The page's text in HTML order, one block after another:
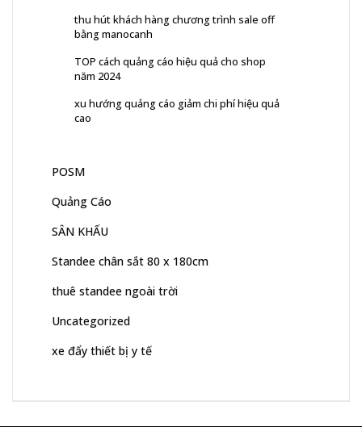
thu hút khách hàng chương trình sale off
bằng manocanh
TOP cách quảng cáo hiệu quả cho shop
năm 2024
xu hướng quảng cáo giảm chi phí hiệu quả
cao
POSM
Quảng Cáo
SÂN KHẤU
Standee chân sắt 80 x 180cm
thuê standee ngoài trời
Uncategorized
xe đẩy thiết bị y tế